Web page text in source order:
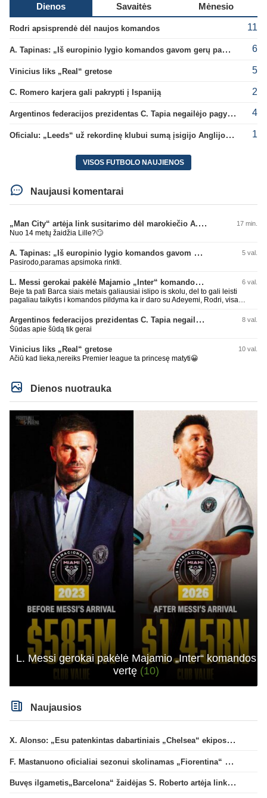
Dienos Savaitės Mėnesio
Rodri apsisprendė dėl naujos komandos 11
A. Tapinas: „Iš europinio lygio komandos gavom gerų pamokų“ 6
Vinicius liks „Real“ gretose 5
C. Romero karjera gali pakrypti į Ispaniją 2
Argentinos federacijos prezidentas C. Tapia negailėjo pagyrų G. Infantino 4
Oficialu: „Leeds“ už rekordinę klubui sumą įsigijo Anglijos rinktinės vartininką 1
VISOS FUTBOLO NAUJIENOS
Naujausi komentarai
„Man City“ artėja link susitarimo dėl marokiečio A. Bouaddi persikėlimo 17 min.
Nuo 14 metų žaidžia Lille?🙄
A. Tapinas: „Iš europinio lygio komandos gavom gerų pamokų“ 5 val.
Pasirodo,paramas apsimoka rinkti.
L. Messi gerokai pakėlė Majamio „Inter“ komandos vertę 6 val.
Beje ta pati Barca siais metais galiausiai islipo is skolu, del to gali leisti
pagaliau taikytis i komandos pildyma ka ir daro su Adeyemi, Rodri, visa
Argentinos federacijos prezidentas C. Tapia negailėjo pagyrų G. Infantino 8 val.
Šūdas apie šūdą tik gerai
Vinicius liks „Real“ gretose 10 val.
Ačiū kad lieka,nereiks Premier league ta princesę matyti😀
Dienos nuotrauka
L. Messi gerokai pakėlė Majamio „Inter“ komandos
vertę (10)
Naujausios
X. Alonso: „Esu patenkintas dabartiniais „Chelsea“ ekipos vartininkais“
F. Mastanuono oficialiai sezonui skolinamas „Fiorentina“ ekipai
Buvęs ilgametis„Barcelona“ žaidėjas S. Roberto artėja link persikėlimo į MLS